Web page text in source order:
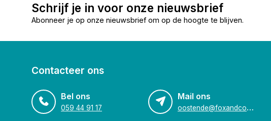
Schrijf je in voor onze nieuwsbrief
Abonneer je op onze nieuwsbrief om op de hoogte te blijven.
Contacteer ons
Bel ons
059 44 91 17
Mail ons
o
ostende@foxandco.be